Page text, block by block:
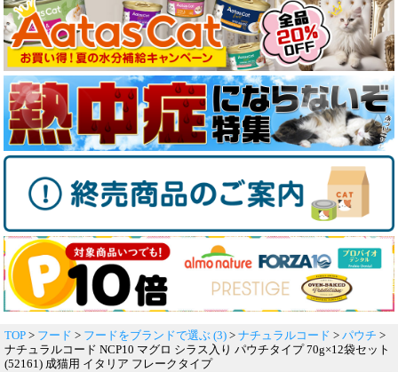
TOP > フード > フードをブランドで選ぶ (3) > ナチュラルコード > パウチ >
ナチュラルコード NCP10 マグロ シラス入り パウチタイプ 70g×12袋セット
(52161) 成猫用 イタリア フレークタイプ